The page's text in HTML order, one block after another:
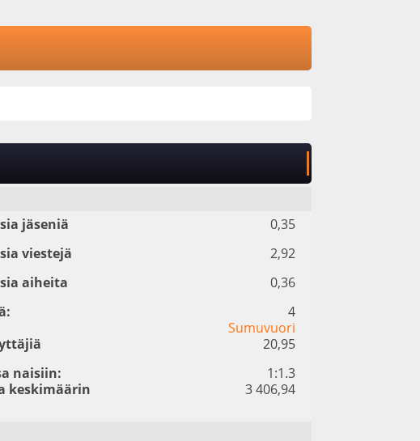
jäseniä
0,35
viestejä
2,92
aiheita
0,36
4
Sumuvuori
20,95
naisiin:
1:1.3
keskimäärin
3 406,94